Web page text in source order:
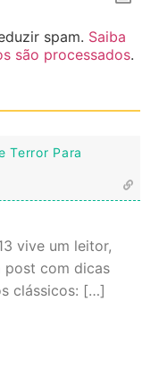
spam. Saiba
são processados.
Terror Para
vive um leitor,
post com dicas
clássicos: […]